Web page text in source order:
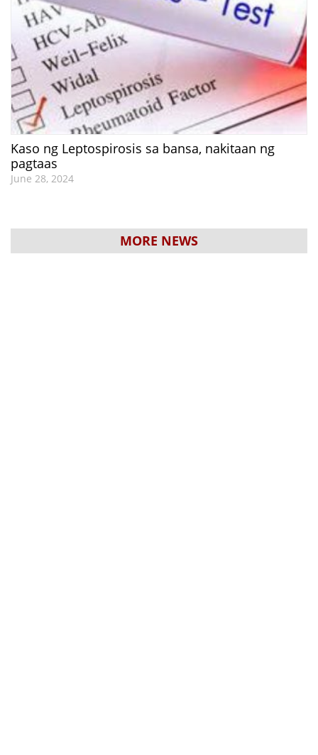
Kaso ng Leptospirosis sa bansa, nakitaan ng
pagtaas
June 28, 2024
MORE NEWS